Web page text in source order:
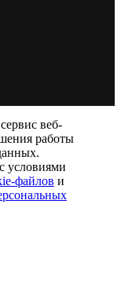
веб-
работы
условиями
файлов и